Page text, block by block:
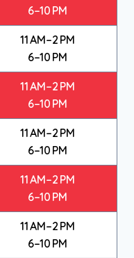
6–10 PM
11 AM–2 PM
6–10 PM
11 AM–2 PM
6–10 PM
11 AM–2 PM
6–10 PM
11 AM–2 PM
6–10 PM
11 AM–2 PM
6–10 PM